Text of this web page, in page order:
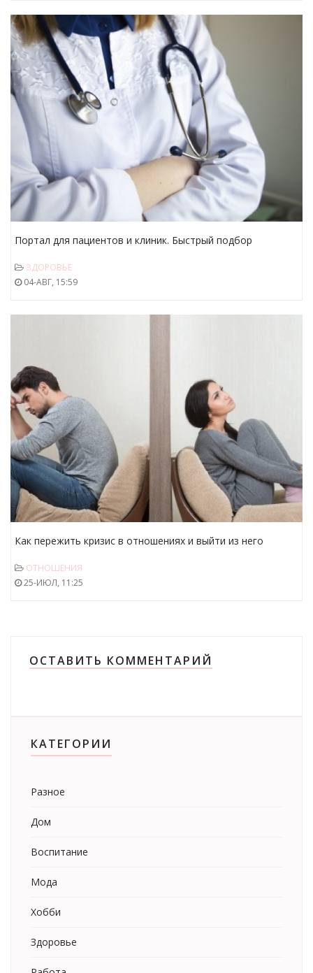
Портал для пациентов и клиник. Быстрый подбор
ЗДОРОВЬЕ
04-АВГ, 15:59
Как пережить кризис в отношениях и выйти из него
ОТНОШЕНИЯ
25-ИЮЛ, 11:25
ОСТАВИТЬ КОММЕНТАРИЙ
КАТЕГОРИИ
Разное
Дом
Воспитание
Мода
Хобби
Здоровье